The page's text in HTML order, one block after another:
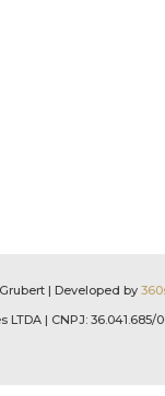
| Developed by
| CNPJ: 36.041.685/